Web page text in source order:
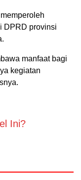
DPRD provinsi
manfaat bagi
kegiatan
Ini?